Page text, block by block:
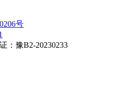
号
：豫B2-20230233